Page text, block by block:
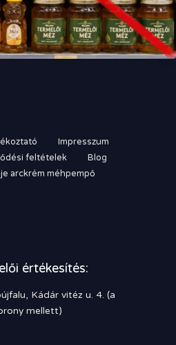
Impresszum
feltételek
Blog
arckrém méhpempő
értékesítés:
Kádár vitéz u. 4. (a
mellett)